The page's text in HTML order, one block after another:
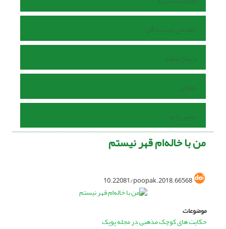
راهنمای نویسندگان
ارسال مقاله
داوران
تماس با ما
من با خاله‌ام قهر نیستم
10.22081/poopak.2018.66568
موضوعات
حکایت های کوچک مذهبی در مجله پوپک